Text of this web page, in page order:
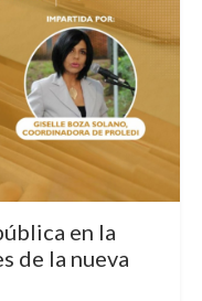
en la
de la nueva